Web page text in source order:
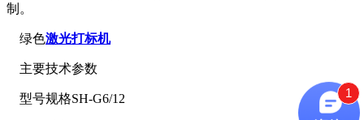
制。
绿色激光打标机
主要技术参数
型号规格SH-G6/12 1